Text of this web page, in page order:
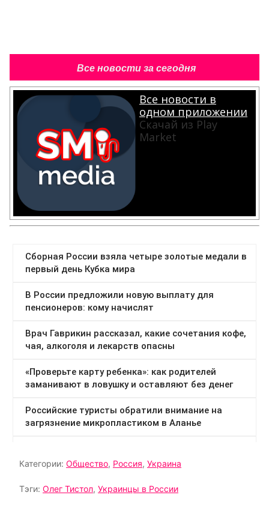
Все новости за сегодня
Все новости в
одном приложении
Скачай из Play
Market
Категории: Общество, Россия, Украина
Тэги: Олег Тистол, Украинцы в России